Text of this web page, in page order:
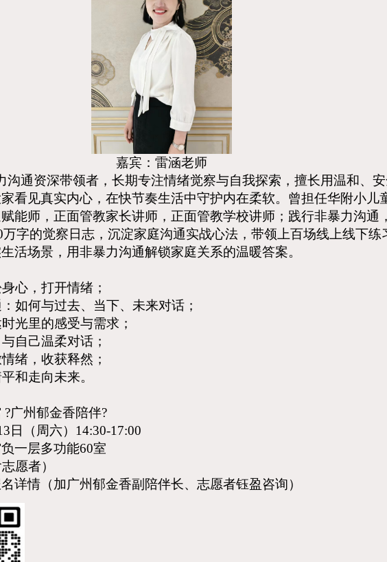
嘉宾：雷涵老师
沟通资深带领者，长期专注情绪觉察与自我探索，擅长用温和、
看见真实内心，在快节奏生活中守护内在柔软。曾担任华附小儿
能师，正面管教家长讲师，正面管教学校讲师；践行非暴力沟通
万字的觉察日志，沉淀家庭沟通实战心法，带领上百场线上线下练
活场景，用非暴力沟通解锁家庭关系的温暖答案。
心，打开情绪；
如何与过去、当下、未来对话；
光里的感受与需求；
自己温柔对话；
绪，收获释然；
和走向未来。
?广州郁金香陪伴?
日（周六） 14:30-17:00
一层多功能60室
愿者）
详情 （加广州郁金香副陪伴长、志愿者钰盈咨询）